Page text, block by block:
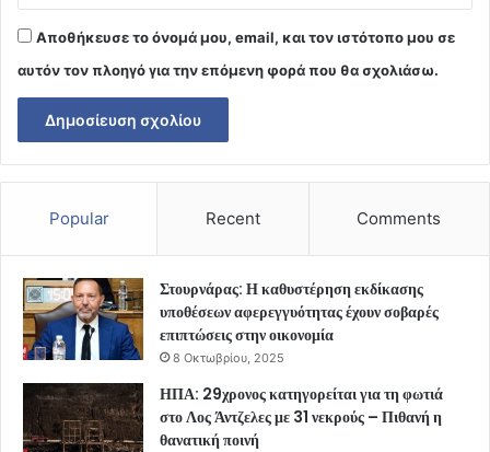
Αποθήκευσε το όνομά μου, email, και τον ιστότοπο μου σε
αυτόν τον πλοηγό για την επόμενη φορά που θα σχολιάσω.
Popular Recent Comments
Στουρνάρας: Η καθυστέρηση εκδίκασης
υποθέσεων αφερεγγυότητας έχουν σοβαρές
επιπτώσεις στην οικονομία
8 Οκτωβρίου, 2025
ΗΠΑ: 29χρονος κατηγορείται για τη φωτιά
στο Λος Άντζελες με 31 νεκρούς – Πιθανή η
θανατική ποινή